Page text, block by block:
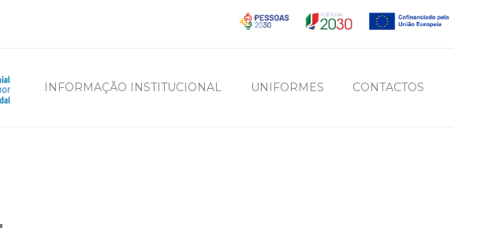
INFORMAÇÃO INSTITUCIONAL UNIFORMES CONTACTOS